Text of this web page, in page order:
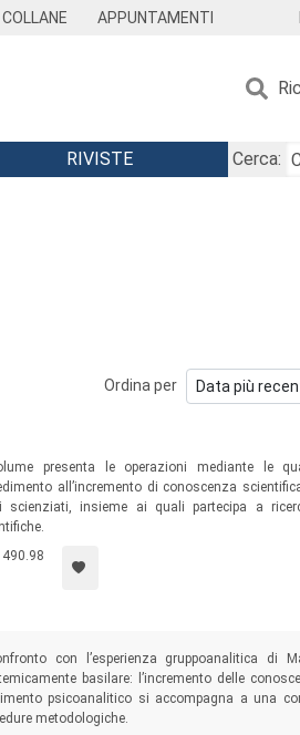
COLLANE APPUNTAMENTI
RIVISTE
Cerca:
Ordina per
presenta le operazioni mediante le
all’incremento di conoscenza
scienziati, insieme ai quali partecipa a
490.98
con l’esperienza gruppoanalitica di
basilare: l’incremento delle
psicoanalitico si accompagna a una
metodologiche.